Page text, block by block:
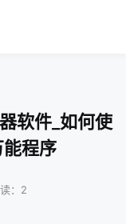
软件_如何使
程序
：2